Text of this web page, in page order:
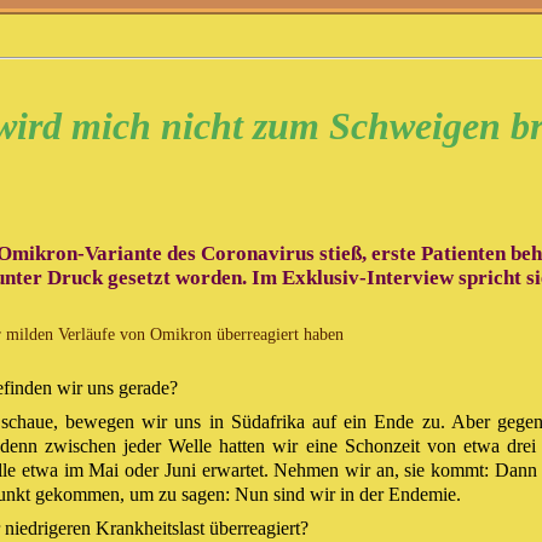
mich nicht zum Schweigen
Variante des Coronavirus stieß, erste Patienten
Druck gesetzt worden. Im Exklusiv-Interview spricht
milden Verläufe von Omikron überreagiert haben
wir uns gerade?
bewegen wir uns in Südafrika auf ein Ende zu. Aber
zwischen jeder Welle hatten wir eine Schonzeit von etwa
etwa im Mai oder Juni erwartet. Nehmen wir an, sie kommt:
gekommen, um zu sagen: Nun sind wir in der Endemie.
Krankheitslast überreagiert?